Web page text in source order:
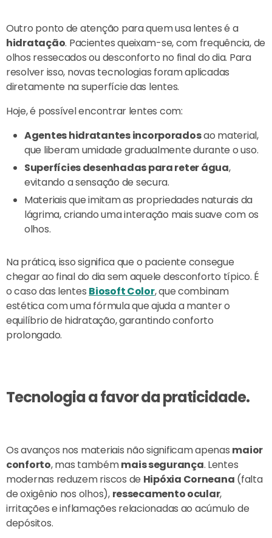
Outro ponto de atenção para quem usa lentes é a
hidratação. Pacientes queixam-se, com frequência, de
olhos ressecados ou desconforto no final do dia. Para
resolver isso, novas tecnologias foram aplicadas
diretamente na superfície das lentes.
Hoje, é possível encontrar lentes com:
Agentes hidratantes incorporadosao material,
que liberam umidade gradualmente durante o uso.
Superfícies desenhadas para reter água,
evitando a sensação de secura.
Materiais que imitam as propriedades naturais da
lágrima, criando uma interação mais suave com os
olhos.
Na prática, isso significa que o paciente consegue
chegar ao final do dia sem aquele desconforto típico. É
o caso das lentes Biosoft Color, que combinam
estética com uma fórmula que ajuda a manter o
equilíbrio de hidratação, garantindo conforto
prolongado.
Tecnologia a favor da praticidade.
Os avanços nos materiais não significam apenas maior
conforto, mas tambémmais segurança. Lentes
modernas reduzem riscos de Hipóxia Corneana (falta
de oxigênio nos olhos), ressecamento ocular,
irritações e inflamações relacionadas ao acúmulo de
depósitos.